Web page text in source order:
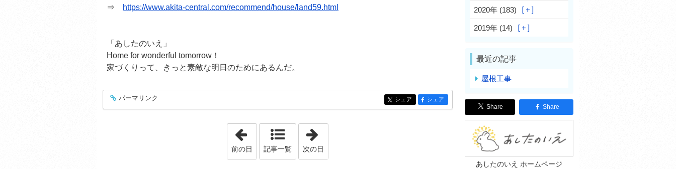
⇒
https://www.akita-central.com/recommend/house/land59.html
「あしたのいえ」
Home for wonderful tomorrow！
家づくりって、きっと素敵な明日のためにあるんだ。
entry378
パーマリンク entry378
シェア entry378
シェア
「2020年11月 4日」
前の日 記事一覧 次の日
2020年 (183)
2019年 (14)
最近の記事
屋根工事
Share Share
あしたのいえ ホームページ